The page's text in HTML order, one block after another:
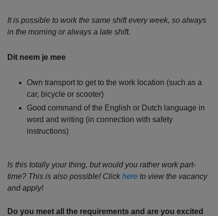
It is possible to work the same shift every week, so always
in the morning or always a late shift.
Dit neem je mee
Own transport to get to the work location (such as a
car, bicycle or scooter)
Good command of the English or Dutch language in
word and writing (in connection with safety
instructions)
Is this totally your thing, but would you rather work part-
time? This is also possible! Clickhere to view the vacancy
and apply!
Do you meet all the requirements and are you excited